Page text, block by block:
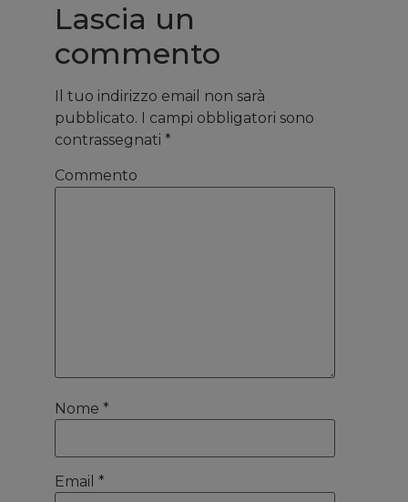
Lascia un
commento
Il tuo indirizzo email non sarà
pubblicato. I campi obbligatori sono
contrassegnati *
Commento
Nome *
Email *